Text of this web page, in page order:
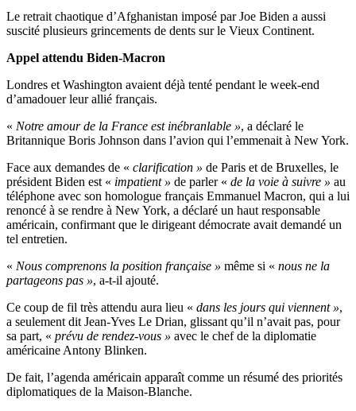
Le retrait chaotique d’Afghanistan imposé par Joe Biden a aussi
suscité plusieurs grincements de dents sur le Vieux Continent.
Appel attendu Biden-Macron
Londres et Washington avaient déjà tenté pendant le week-end
d’amadouer leur allié français.
« Notre amour de la France est inébranlable », a déclaré le
Britannique Boris Johnson dans l’avion qui l’emmenait à New York.
Face aux demandes de « clarification » de Paris et de Bruxelles, le
président Biden est « impatient » de parler « de la voie à suivre » au
téléphone avec son homologue français Emmanuel Macron, qui a lui
renoncé à se rendre à New York, a déclaré un haut responsable
américain, confirmant que le dirigeant démocrate avait demandé un
tel entretien.
« Nous comprenons la position française » même si « nous ne la
partageons pas », a-t-il ajouté.
Ce coup de fil très attendu aura lieu « dans les jours qui viennent »,
a seulement dit Jean-Yves Le Drian, glissant qu’il n’avait pas, pour
sa part, « prévu de rendez-vous » avec le chef de la diplomatie
américaine Antony Blinken.
De fait, l’agenda américain apparaît comme un résumé des priorités
diplomatiques de la Maison-Blanche.